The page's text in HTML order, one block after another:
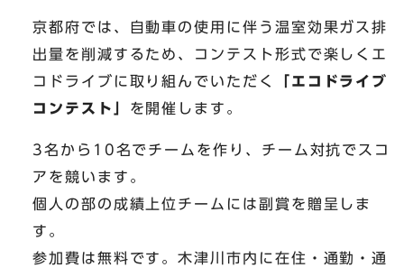
京都府では、自動車の使用に伴う温室効果ガス排
出量を削減するため、コンテスト形式で楽しくエ
コドライブに取り組んでいただく
「エコドライブ
コンテスト」 を開催します。
3名から10名でチームを作り、チーム対抗でスコ
アを競います。
個人の部の成績上位チームには副賞を贈呈しま
す。
参加費は無料です。木津川市内に在住・通勤・通